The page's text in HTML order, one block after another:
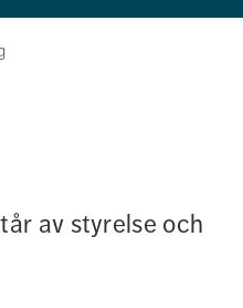
av styrelse och